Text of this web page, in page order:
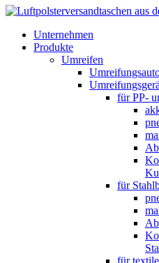
Unternehmen
Produkte
Umreifen
für PP-
für
für